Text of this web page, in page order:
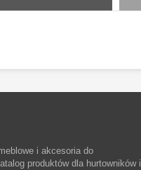
i akcesoria do
produktów dla hurtowników i